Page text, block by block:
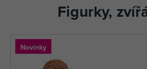
Figurky,
Novinky